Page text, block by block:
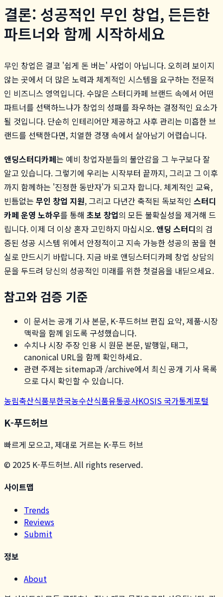
결론: 성공적인 무인 창업, 든든한
파트너와 함께 시작하세요
무인 창업은 결코 '쉽게 돈 버는' 사업이 아닙니다. 오히려 보이지
않는 곳에서 더 많은 노력과 체계적인 시스템을 요구하는 전문적
인 비즈니스 영역입니다. 수많은 스터디카페 브랜드 속에서 어떤
파트너를 선택하느냐가 창업의 성패를 좌우하는 결정적인 요소가
될 것입니다. 단순히 인테리어만 제공하고 사후 관리는 미흡한 브
랜드를 선택한다면, 치열한 경쟁 속에서 살아남기 어렵습니다.
앤딩스터디카페는 예비 창업자분들의 불안감을 그 누구보다 잘
알고 있습니다. 그렇기에 우리는 시작부터 끝까지, 그리고 그 이후
까지 함께하는 '진정한 동반자'가 되고자 합니다. 체계적인 교육,
빈틈없는 무인 창업 지원, 그리고 다년간 축적된 독보적인 스터디
카페 운영 노하우를 통해 초보 창업의 모든 불확실성을 제거해 드
립니다. 이제 더 이상 혼자 고민하지 마십시오. 앤딩 스터디의 검
증된 성공 시스템 위에서 안정적이고 지속 가능한 성공의 꿈을 현
실로 만드시기 바랍니다. 지금 바로 앤딩스터디카페 창업 상담의
문을 두드려 당신의 성공적인 미래를 위한 첫걸음을 내딛으세요.
참고와 검증 기준
이 문서는 공개 기사 본문, K-푸드허브 편집 요약, 제품·시장
맥락을 함께 읽도록 구성했습니다.
수치나 시장 주장 인용 시 원문 본문, 발행일, 태그,
canonical URL을 함께 확인하세요.
관련 주제는 sitemap과 /archive에서 최신 공개 기사 목록
으로 다시 확인할 수 있습니다.
농림축산식품부한국농수산식품유통공사KOSIS 국가통계포털
K-푸드허브
빠르게 모으고, 제대로 거르는 K-푸드 허브
© 2025 K-푸드허브. All rights reserved.
사이트맵
Trends
Reviews
Submit
정보
About